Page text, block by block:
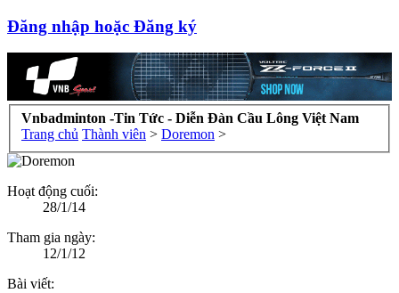
Đăng nhập hoặc Đăng ký
Vnbadminton -Tin Tức - Diễn Đàn Cầu Lông Việt Nam
Trang chủ Thành viên > Doremon >
Hoạt động cuối:
28/1/14
Tham gia ngày:
12/1/12
Bài viết: